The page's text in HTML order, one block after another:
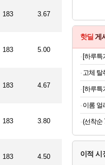
183 3.67
183 5.00
183 4.67
183 3.80
183 4.50
핫딜 게
고체 탈
(선착순
이적 시